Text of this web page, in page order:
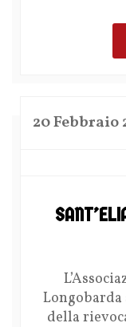
20 Febbraio
Longobarda
della